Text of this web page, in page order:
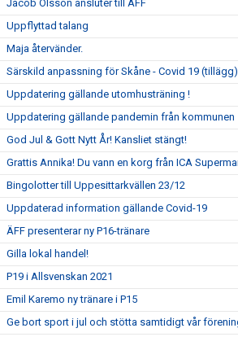
Jacob Olsson ansluter till ÄFF
Uppflyttad talang
Maja återvänder.
Särskild anpassning för Skåne - Covid 19 (tillägg)
Uppdatering gällande utomhusträning !
Uppdatering gällande pandemin från kommunen
God Jul & Gott Nytt År! Kansliet stängt!
Grattis Annika! Du vann en korg från ICA
Bingolotter till Uppesittarkvällen 23/12
Uppdaterad information gällande Covid-19
ÄFF presenterar ny P16-tränare
Gilla lokal handel!
P19 i Allsvenskan 2021
Emil Karemo ny tränare i P15
Ge bort sport i jul och stötta samtidigt vår